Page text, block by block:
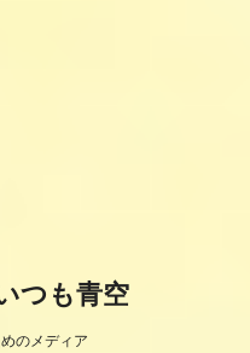
つも青空
のメディア